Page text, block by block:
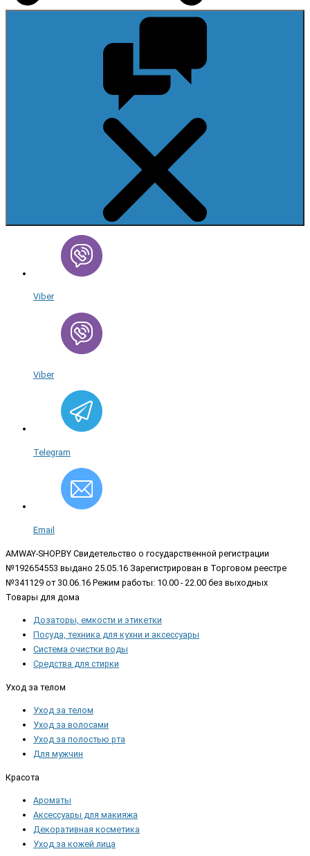
Viber
Viber
Telegram
Email
AMWAY-SHOP.BY Свидетельство о государственной регистрации
№192654553 выдано 25.05.16 Зарегистрирован в Торговом реестре
№341129 от 30.06.16 Режим работы: 10.00 - 22.00 без выходных
Товары для дома
Дозаторы, емкости и этикетки
Посуда, техника для кухни и аксессуары
Система очистки воды
Средства для стирки
Уход за телом
Уход за телом
Уход за волосами
Уход за полостью рта
Для мужчин
Красота
Ароматы
Аксессуары для макияжа
Декоративная косметика
Уход за кожей лица